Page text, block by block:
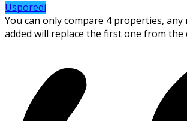
Usporedi
You can only compare 4 properties,
added will replace the first one from the